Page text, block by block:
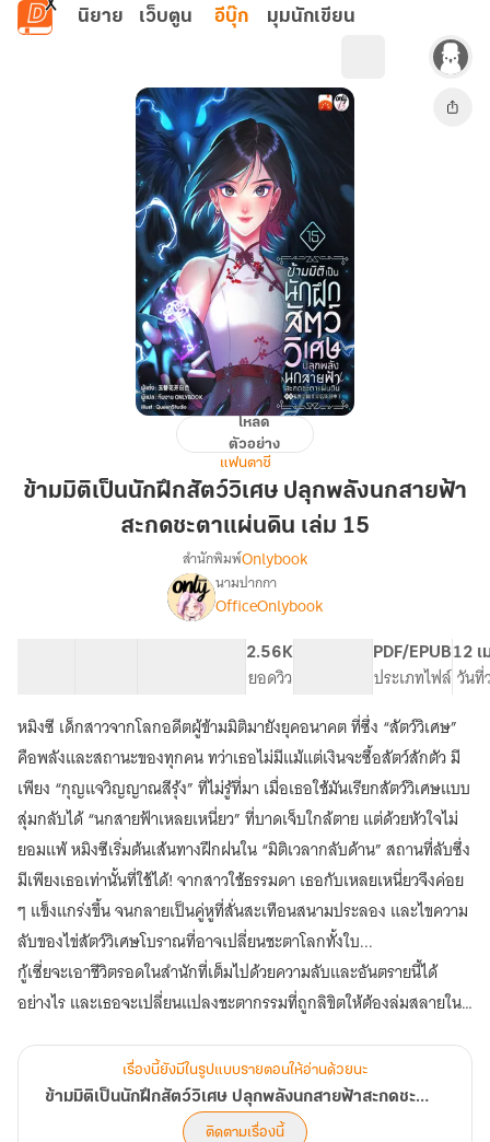
ข้ามไปยังเนื้อหาหลัก
นิยาย เว็บตูน อีบุ๊ก มุมนักเขียน
เป็น
ฝึก
วิเศษ
พลัง
สายฟ้า
สะกด
แผ่น
ดิน
เล่ม
15
โหลด
ตัวอย่าง
แฟนตาซี
ข้ามมิติเป็นนักฝึกสัตว์วิเศษ ปลุกพลังนกสายฟ้า
สะกดชะตาแผ่นดิน เล่ม 15
เรื่อง
ข้าม
มิติ
เป็น
นัก
ฝึก
สัตว์
วิเศษ
ปลุก
พลัง
นก
สายฟ้า
สะกด
ชะตา
แผ่น
ดิน
สำนักพิมพ์Onlybook
นามปากกา
OfficeOnlybook
2.56K
ยอดวิว
PDF/EPUB
ประเภทไฟล์
12 เ
วันที่
หมิงซี เด็กสาวจากโลกอดีตผู้ข้ามมิติมายังยุคอนาคต ที่ซึ่ง “สัตว์วิเศษ”
คือพลังและสถานะของทุกคน ทว่าเธอไม่มีแม้แต่เงินจะซื้อสัตว์สักตัว มี
เพียง “กุญแจวิญญาณสีรุ้ง” ที่ไม่รู้ที่มา เมื่อเธอใช้มันเรียกสัตว์วิเศษแบบ
สุ่มกลับได้ “นกสายฟ้าเหลยเหนี่ยว” ที่บาดเจ็บใกล้ตาย แต่ด้วยหัวใจไม่
ยอมแพ้ หมิงซีเริ่มต้นเส้นทางฝึกฝนใน “มิติเวลากลับด้าน” สถานที่ลับซึ่ง
มีเพียงเธอเท่านั้นที่ใช้ได้! จากสาวใช้ธรรมดา เธอกับเหลยเหนี่ยวจึงค่อย
ๆ แข็งแกร่งขึ้น จนกลายเป็นคู่หูที่สั่นสะเทือนสนามประลอง และไขความ
ลับของไข่สัตว์วิเศษโบราณที่อาจเปลี่ยนชะตาโลกทั้งใบ...
กู้เซี่ยจะเอาชีวิตรอดในสำนักที่เต็มไปด้วยความลับและอันตรายนี้ได้
อย่างไร และเธอจะเปลี่ยนแปลงชะตากรรมที่ถูกลิขิตให้ต้องล่มสลายใน
เรื่องนี้ยังมีในรูปแบบรายตอนให้อ่านด้วยนะ
ข้ามมิติเป็นนักฝึกสัตว์วิเศษ ปลุกพลังนกสายฟ้าสะกดชะตาแผ่นดิน
ติดตามเรื่องนี้